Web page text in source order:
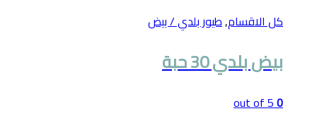
كل الاقسام,طيور بلدي / بيض
بيض بلدي 30 حبة
0
out of 5